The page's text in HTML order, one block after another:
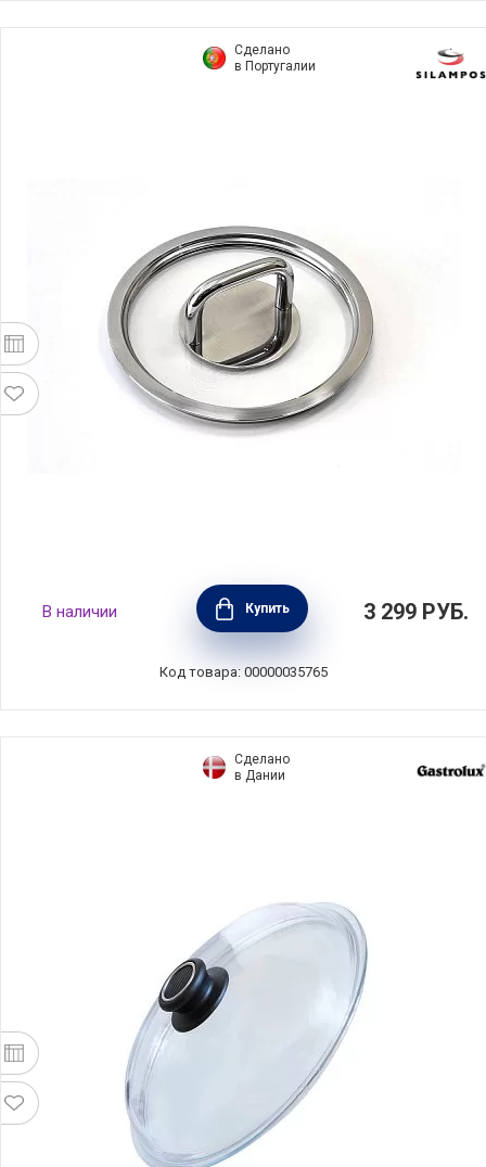
Сделано
в Португалии
Крышка стеклянная COMFORT GLASS 16 см,
Silampos, Португалия, 634000WR8116100
В наличии Купить 3 299 РУБ.
Код товара: 00000035765
Сделано
в Дании